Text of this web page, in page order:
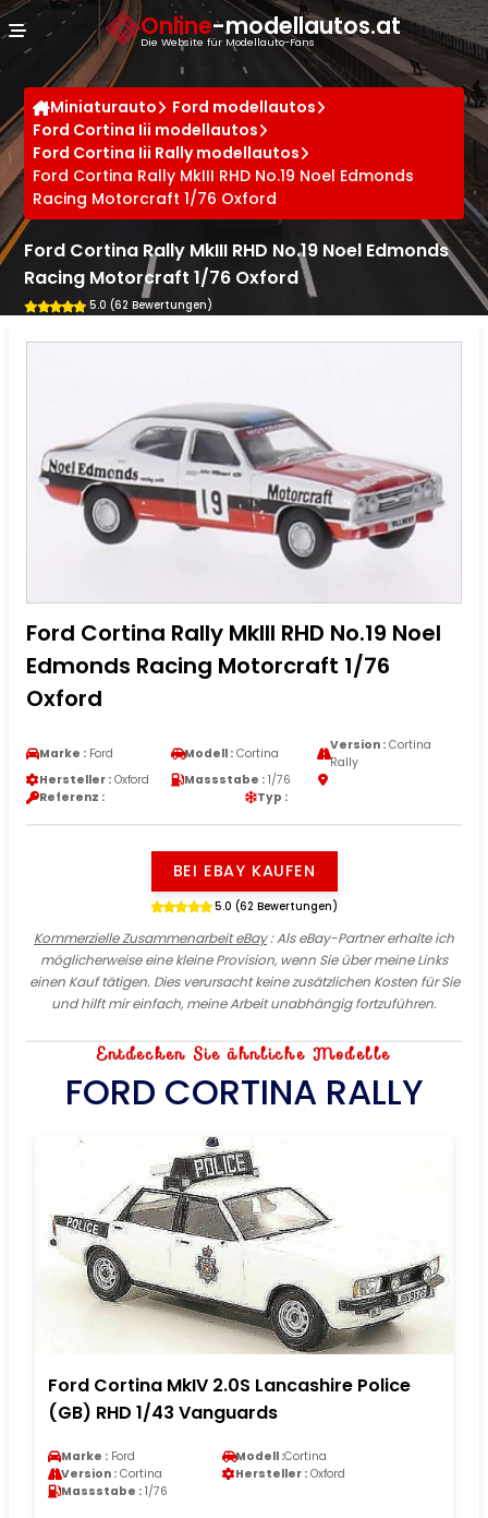
Online-modellautos.at
Die Website für Modellauto-Fans
Miniaturauto
Ford modellautos
Ford Cortina Iii modellautos
Ford Cortina Iii Rally modellautos
Ford Cortina Rally MkIII RHD No.19 Noel Edmonds
Racing Motorcraft 1/76 Oxford
Ford Cortina Rally MkIII RHD No.19 Noel Edmonds
Racing Motorcraft 1/76 Oxford
5.0 (62 Bewertungen)
Ford Cortina Rally MkIII RHD No.19 Noel
Edmonds Racing Motorcraft 1/76
Oxford
Marke : Ford Modell : Cortina
Version :Cortina
Rally
Hersteller : Oxford Massstabe : 1/76
Referenz :
Typ :
BEI EBAY KAUFEN
5.0 (62 Bewertungen)
Kommerzielle Zusammenarbeit eBay: Als eBay-Partner erhalte ich
möglicherweise eine kleine Provision, wenn Sie über meine Links
einen Kauf tätigen. Dies verursacht keine zusätzlichen Kosten für Sie
und hilft mir einfach, meine Arbeit unabhängig fortzuführen.
Entdecken Sie ähnliche Modelle
FORD CORTINA RALLY
Ford Cortina MkIV 2.0S Lancashire Police
(GB) RHD 1/43 Vanguards
Marke : Ford Modell :Cortina
Version : Cortina Hersteller : Oxford
Massstabe : 1/76
Cookie-Einstellungen